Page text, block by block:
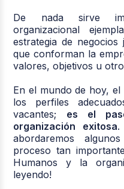
De nada sirve
organizacional
estrategia de negocios
que conforman la
valores, objetivos u
En el mundo de hoy,
los perfiles
vacantes; es el
organización exitosa.
abordaremos
proceso tan
Humanos y la
leyendo!